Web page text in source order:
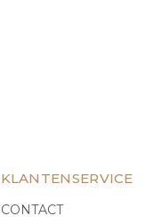
KLANTENSERVICE
CONTACT